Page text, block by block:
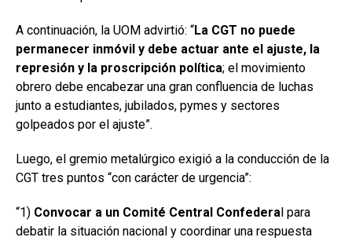
A continuación, la UOM advirtió: “La CGT no puede
permanecer inmóvil y debe actuar ante el ajuste, la
represión y la proscripción política; el movimiento
obrero debe encabezar una gran confluencia de luchas
junto a estudiantes, jubilados, pymes y sectores
golpeados por el ajuste”.
Luego, el gremio metalúrgico exigió a la conducción de la
CGT tres puntos “con carácter de urgencia”:
“1) Convocar a un Comité Central Confederal para
debatir la situación nacional y coordinar una respuesta